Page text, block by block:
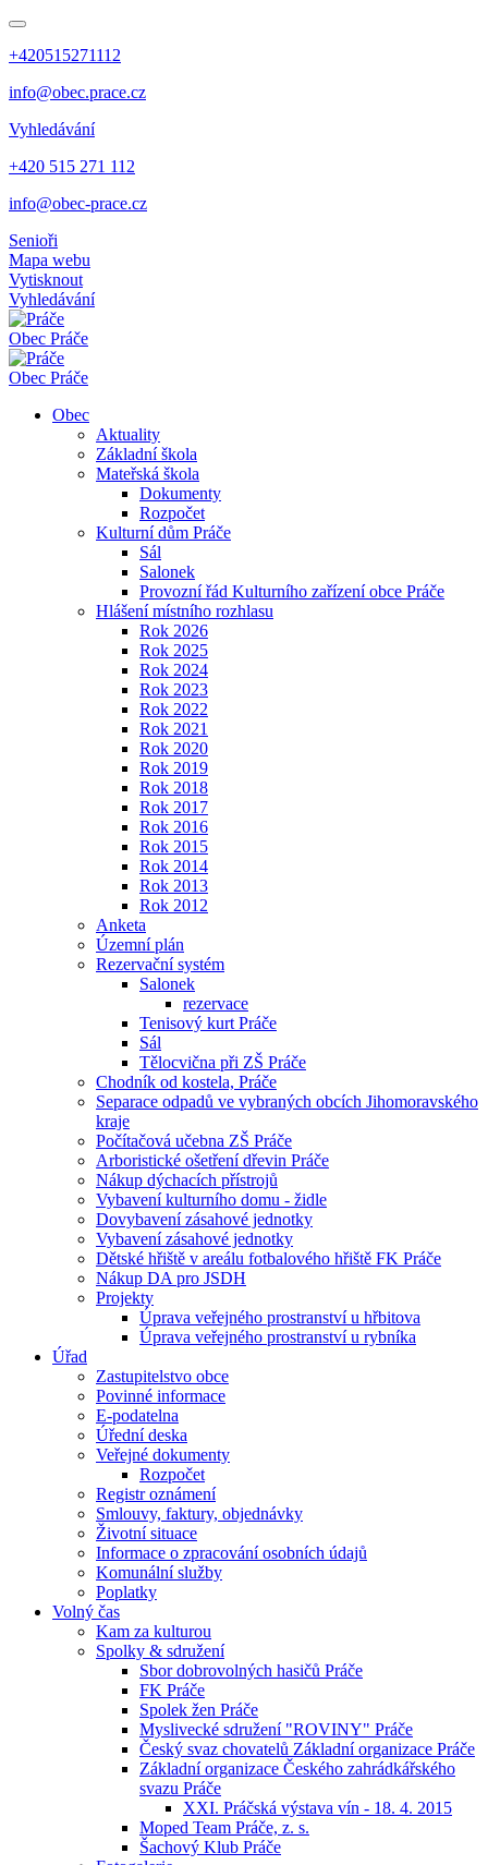
+420515271112
info@obec.prace.cz
Vyhledávání
+420 515 271 112
info@obec-prace.cz
Senioři
Mapa webu
Vytisknout
Vyhledávání
Obec Práče
Obec Práče
Obec
Aktuality
Základní škola
Mateřská škola
Dokumenty
Rozpočet
Kulturní dům Práče
Sál
Salonek
Provozní řád Kulturního zařízení obce Práče
Hlášení místního rozhlasu
Rok 2026
Rok 2025
Rok 2024
Rok 2023
Rok 2022
Rok 2021
Rok 2020
Rok 2019
Rok 2018
Rok 2017
Rok 2016
Rok 2015
Rok 2014
Rok 2013
Rok 2012
Anketa
Územní plán
Rezervační systém
Salonek
rezervace
Tenisový kurt Práče
Sál
Tělocvična při ZŠ Práče
Chodník od kostela, Práče
Separace odpadů ve vybraných obcích Jihomoravského
kraje
Počítačová učebna ZŠ Práče
Arboristické ošetření dřevin Práče
Nákup dýchacích přístrojů
Vybavení kulturního domu - židle
Dovybavení zásahové jednotky
Vybavení zásahové jednotky
Dětské hřiště v areálu fotbalového hřiště FK Práče
Nákup DA pro JSDH
Projekty
Úprava veřejného prostranství u hřbitova
Úprava veřejného prostranství u rybníka
Úřad
Zastupitelstvo obce
Povinné informace
E-podatelna
Úřední deska
Veřejné dokumenty
Rozpočet
Registr oznámení
Smlouvy, faktury, objednávky
Životní situace
Informace o zpracování osobních údajů
Komunální služby
Poplatky
Volný čas
Kam za kulturou
Spolky & sdružení
Sbor dobrovolných hasičů Práče
FK Práče
Spolek žen Práče
Myslivecké sdružení "ROVINY" Práče
Český svaz chovatelů Základní organizace Práče
Základní organizace Českého zahrádkářského
svazu Práče
XXI. Práčská výstava vín - 18. 4. 2015
Moped Team Práče, z. s.
Šachový Klub Práče